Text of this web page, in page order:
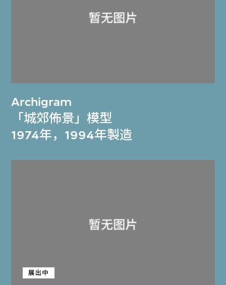
Archigram
「城郊佈景」模型
1974年，1994年製造
展出中